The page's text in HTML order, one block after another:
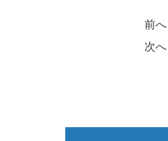
前へ
次へ